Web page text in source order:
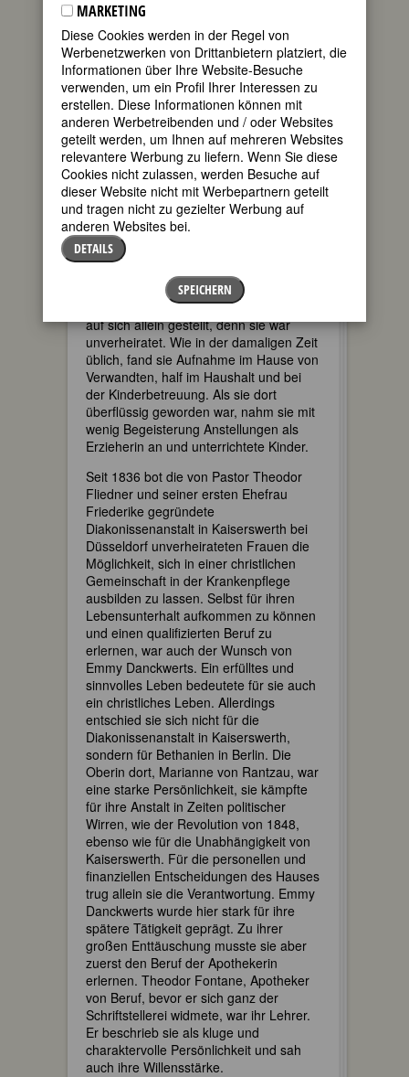
Hannover“ hätte kaum getroffen werden
können. Henriette von Württemberg
hatte ihrer Enkelin Marie, jetzt Königin
von Hannover, eine große Geldsumme
vermacht. Dieses Vermögen ermöglichte
Gründung und Unterhaltung der am 27.
Juni 1860 offiziell mit einem
Festgottesdienst eingeweihten
Henriettenstiftung. Das Krankenhaus
wurde nach der großherzigen Spenderin
benannt.
Emmy Danckwerts stammte aus einer
Theologenfamilie, nicht nur ihr Vater,
auch Brüder und Vettern hatten diesen
Beruf gewählt. Als sie 19 Jahre alt war,
starb der Vater und der elterliche
Haushalt wurde aufgelöst. Emmy war
auf sich allein gestellt, denn sie war
unverheiratet. Wie in der damaligen Zeit
üblich, fand sie Aufnahme im Hause von
Verwandten, half im Haushalt und bei
der Kinderbetreuung. Als sie dort
überflüssig geworden war, nahm sie mit
wenig Begeisterung Anstellungen als
Erzieherin an und unterrichtete Kinder.
Seit 1836 bot die von Pastor Theodor
Fliedner und seiner ersten Ehefrau
Friederike gegründete
Diakonissenanstalt in Kaiserswerth bei
Düsseldorf unverheirateten Frauen die
Möglichkeit, sich in einer christlichen
Gemeinschaft in der Krankenpflege
ausbilden zu lassen. Selbst für ihren
Lebensunterhalt aufkommen zu können
und einen qualifizierten Beruf zu
erlernen, war auch der Wunsch von
Emmy Danckwerts. Ein erfülltes und
sinnvolles Leben bedeutete für sie auch
ein christliches Leben. Allerdings
entschied sie sich nicht für die
Diakonissenanstalt in Kaiserswerth,
sondern für Bethanien in Berlin. Die
Oberin dort, Marianne von Rantzau, war
eine starke Persönlichkeit, sie kämpfte
für ihre Anstalt in Zeiten politischer
Wirren, wie der Revolution von 1848,
ebenso wie für die Unabhängigkeit von
Kaiserswerth. Für die personellen und
finanziellen Entscheidungen des Hauses
trug allein sie die Verantwortung. Emmy
Danckwerts wurde hier stark für ihre
spätere Tätigkeit geprägt. Zu ihrer
großen Enttäuschung musste sie aber
zuerst den Beruf der Apothekerin
erlernen. Theodor Fontane, Apotheker
von Beruf, bevor er sich ganz der
Schriftstellerei widmete, war ihr Lehrer.
Er beschrieb sie als kluge und
charaktervolle Persönlichkeit und sah
auch ihre Willensstärke.
MARKETING
Diese Cookies werden in der Regel von
Werbenetzwerken von Drittanbietern platziert, die
Informationen über Ihre Website-Besuche
verwenden, um ein Profil Ihrer Interessen zu
erstellen. Diese Informationen können mit
anderen Werbetreibenden und / oder Websites
geteilt werden, um Ihnen auf mehreren Websites
relevantere Werbung zu liefern. Wenn Sie diese
Cookies nicht zulassen, werden Besuche auf
dieser Website nicht mit Werbepartnern geteilt
und tragen nicht zu gezielter Werbung auf
anderen Websites bei.
DETAILS
SPEICHERN